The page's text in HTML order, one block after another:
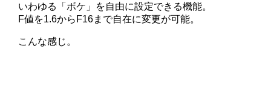
いわゆる「ボケ」を自由に設定できる機能。
F値を1.6からF16まで自在に変更が可能。
こんな感じ。